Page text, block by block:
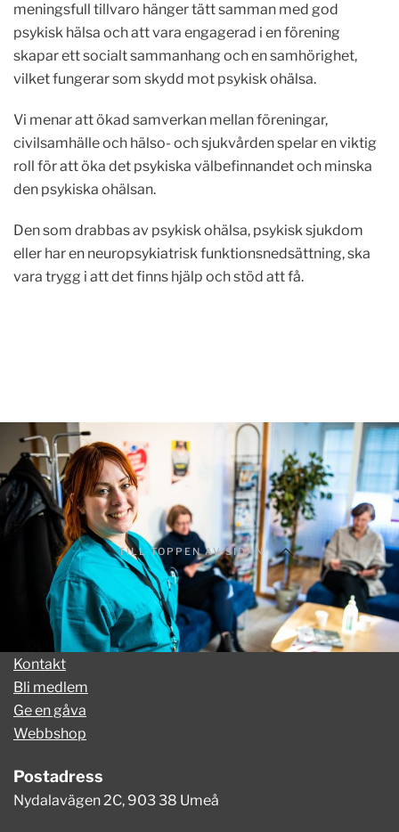
meningsfull tillvaro hänger tätt samman med god
psykisk hälsa och att vara engagerad i en förening
skapar ett socialt sammanhang och en samhörighet,
vilket fungerar som skydd mot psykisk ohälsa.
Vi menar att ökad samverkan mellan föreningar,
civilsamhälle och hälso- och sjukvården spelar en viktig
roll för att öka det psykiska välbefinnandet och minska
den psykiska ohälsan.
Den som drabbas av psykisk ohälsa, psykisk sjukdom
eller har en neuropsykiatrisk funktionsnedsättning, ska
vara trygg i att det finns hjälp och stöd att få.
TILL TOPPEN AV SIDAN
Kontakt
Bli medlem
Ge en gåva
Webbshop
Postadress
Nydalavägen 2C, 903 38 Umeå